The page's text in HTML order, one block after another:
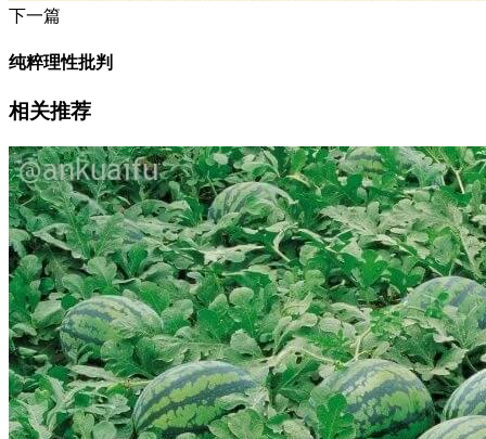
下一篇
纯粹理性批判
相关推荐